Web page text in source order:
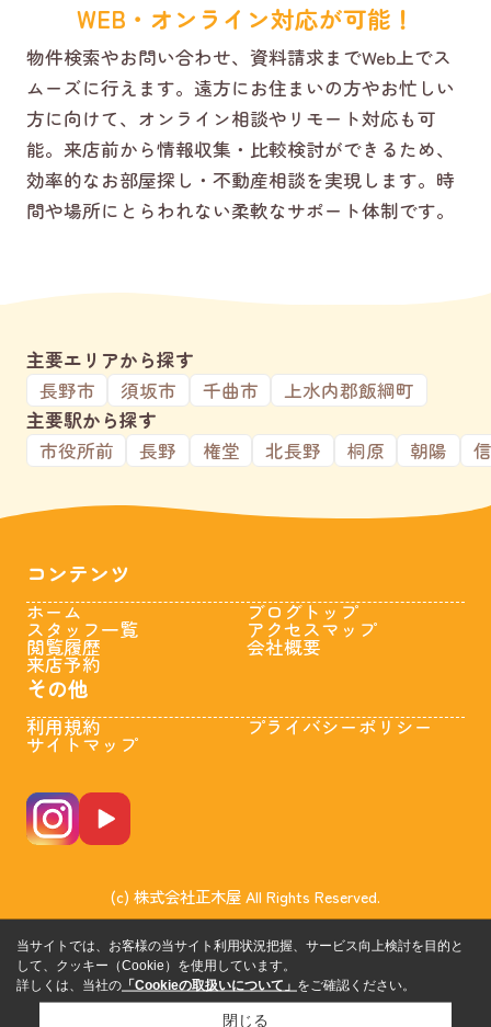
WEB・オンライン対応が可能！
物件検索やお問い合わせ、資料請求までWeb上でス
ムーズに行えます。遠方にお住まいの方やお忙しい
方に向けて、オンライン相談やリモート対応も可
能。来店前から情報収集・比較検討ができるため、
効率的なお部屋探し・不動産相談を実現します。時
間や場所にとらわれない柔軟なサポート体制です。
主要エリアから探す
長野市
須坂市 千曲市
上水内郡飯綱町
主要駅から探す
市役所前
長野 権堂 北長野 桐原 朝陽
コンテンツ
ホーム
スタッフ一覧
閲覧履歴
来店予約
ブログトップ
アクセスマップ
会社概要
その他
利用規約
サイトマップ
プライバシーポリシー
(c) 株式会社正木屋 All Rights Reserved.
当サイトでは、お客様の当サイト利用状況把握、サービス向上検討を目的と
して、クッキー（Cookie）を使用しています。
詳しくは、当社の 「Cookieの取扱いについて」 をご確認ください。
閉じる